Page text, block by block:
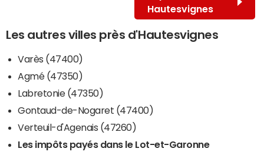
Hautesvignes
Les autres villes près d'Hautesvignes
Varès (47400)
Agmé (47350)
Labretonie (47350)
Gontaud-de-Nogaret (47400)
Verteuil-d'Agenais (47260)
Les impôts payés dans le Lot-et-Garonne